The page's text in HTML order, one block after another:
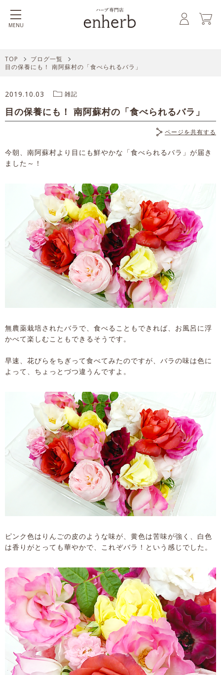
MENU
TOP
ブログ一覧
目の保養にも！ 南阿蘇村の「食べられるバラ」
2019.10.03 雑記
目の保養にも！ 南阿蘇村の「食べられるバラ」
ページを共有する
今朝、南阿蘇村より目にも鮮やかな「食べられるバラ」が届き
ました～！
無農薬栽培されたバラで、食べることもできれば、お風呂に浮
かべて楽しむこともできるそうです。
早速、花びらをちぎって食べてみたのですが、バラの味は色に
よって、ちょっとづつ違うんですよ。
ピンク色はりんごの皮のような味が、黄色は苦味が強く、白色
は香りがとっても華やかで、これぞバラ！という感じでした。